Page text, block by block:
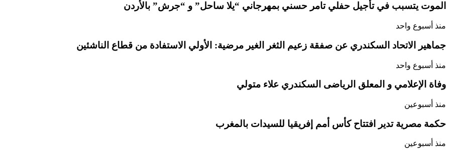
الموت يتسبب في تأجيل حفلي تامر حسني بمهرجاني “يلا ساحل” و “جرش” بالأردن
منذ أسبوع واحد
جماهير الاتحاد السكندري عن صفقة زعيم الثغر الغير مرضية: الأولي الاستفادة من قطاع الناشئين
منذ أسبوع واحد
وفاة الإعلامي و المعلق الرياضى السكندري علاء متولي
منذ أسبوعين
حكمة مصرية تدير افتتاح كأس أمم إفريقيا للسيدات بالمغرب
منذ أسبوعين